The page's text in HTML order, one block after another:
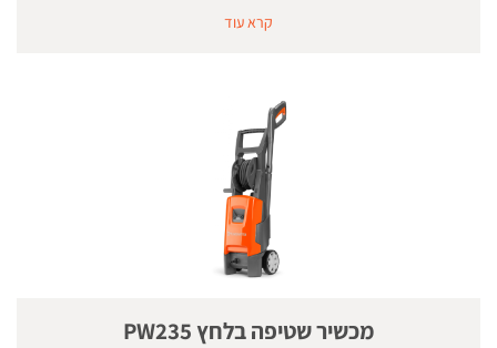
קרא עוד
מכשיר שטיפה בלחץ PW235